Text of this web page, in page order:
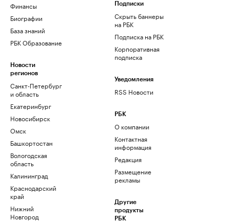
Финансы
Биографии
База знаний
РБК Образование
Новости
регионов
Санкт-Петербург
и область
Екатеринбург
Новосибирск
Омск
Башкортостан
Вологодская
область
Калининград
Краснодарский
край
Нижний
Новгород
Подписки
Скрыть баннеры
на РБК
Подписка на РБК
Корпоративная
подписка
Уведомления
RSS Новости
РБК
О компании
Контактная
информация
Редакция
Размещение
рекламы
Другие
продукты
РБК